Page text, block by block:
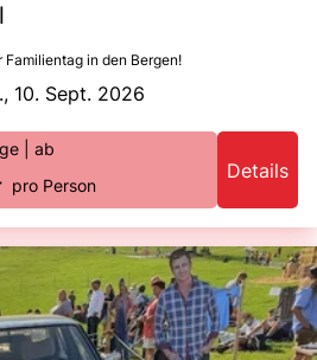
in den Bergen!
10. Sept. 2026
| ab
pro Person
Details